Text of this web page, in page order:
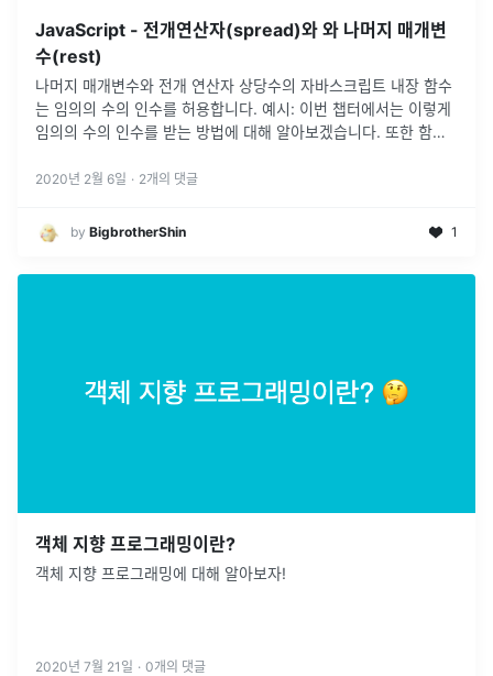
JavaScript - 전개연산자(spread)와 와 나머지 매개변
수(rest)
나머지 매개변수와 전개 연산자 상당수의 자바스크립트 내장 함수
는 임의의 수의 인수를 허용합니다. 예시: 이번 챕터에서는 이렇게
임의의 수의 인수를 받는 방법에 대해 알아보겠습니다. 또한 함수
나머지 매개...
2020년 2월 6일 · 2개의 댓글
by BigbrotherShin 1
객체 지향 프로그래밍이란?
객체 지향 프로그래밍에 대해 알아보자!
2020년 7월 21일 · 0개의 댓글